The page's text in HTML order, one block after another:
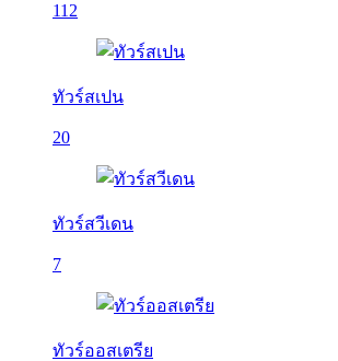
112
ทัวร์สเปน
20
ทัวร์สวีเดน
7
ทัวร์ออสเตรีย